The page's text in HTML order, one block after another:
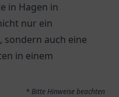
in Hagen in
nur ein
sondern auch eine
in einem
* Bitte Hinweise beachten